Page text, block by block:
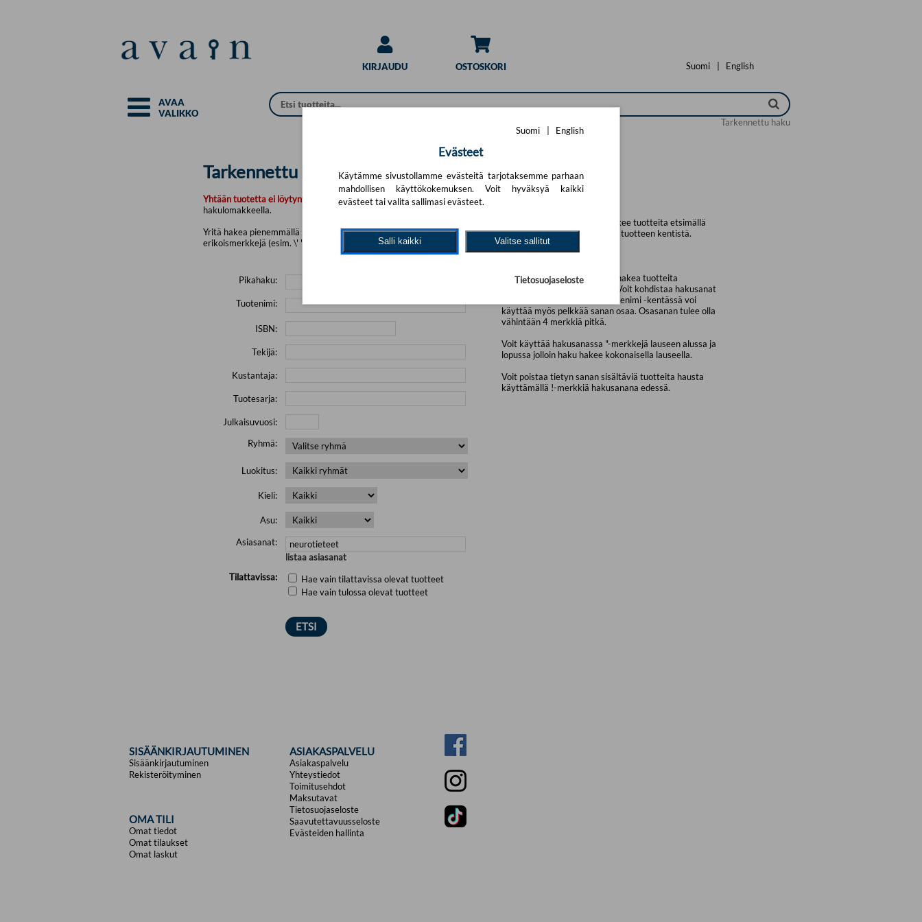
KIRJAUDU OSTOSKORI Suomi English
AVAA
VALIKKO
Tarkennettu haku
Tarkennettu haku
Yhtään tuotetta ei löytynyt.
Yritä uutta hakua alla olevalla
hakulomakkeella.
Yritä hakea pienemmällä määrällä hakutekijöitä ja jätä pois
erikoismerkkejä (esim. \' " # % & / ) sisältävät sanat.
Pikahaku:
Tuotenimi:
ISBN:
Tekijä:
Kustantaja:
Tuotesarja:
Julkaisuvuosi:
Ryhmä:
Luokitus:
Kieli:
Asu:
Asiasanat:
listaa asiasanat
Tilattavissa:
Hae vain tilattavissa olevat tuotteet
Hae vain tulossa olevat tuotteet
Hakuohjeet
Sivun yläosan hakulomake hakee tuotteita etsimällä
annettuja hakusanoja kaikista tuotteen kentistä.
Tarkennettu haku:
Tarkennetun haun avulla voit hakea tuotteita
tarkemmilla hakukriteereillä. Voit kohdistaa hakusanat
tietyille tuotteen kentille. Tuotenimi -kentässä voi
käyttää myös pelkkää sanan osaa. Osasanan tulee olla
vähintään 4 merkkiä pitkä.
Voit käyttää hakusanassa "-merkkejä lauseen alussa ja
lopussa jolloin haku hakee kokonaisella lauseella.
Voit poistaa tietyn sanan sisältäviä tuotteita hausta
käyttämällä !-merkkiä hakusanana edessä.
SISÄÄNKIRJAUTUMINEN
Sisäänkirjautuminen
Rekisteröityminen
OMA TILI
Omat tiedot
Omat tilaukset
Omat laskut
ASIAKASPALVELU
Asiakaspalvelu
Yhteystiedot
Toimitusehdot
Maksutavat
Tietosuojaseloste
Saavutettavuusseloste
Evästeiden hallinta
Suomi English
Evästeet
Käytämme sivustollamme evästeitä tarjotaksemme parhaan
mahdollisen käyttökokemuksen. Voit hyväksyä kaikki
evästeet tai valita sallimasi evästeet.
Salli kaikki Valitse sallitut
Tietosuojaseloste